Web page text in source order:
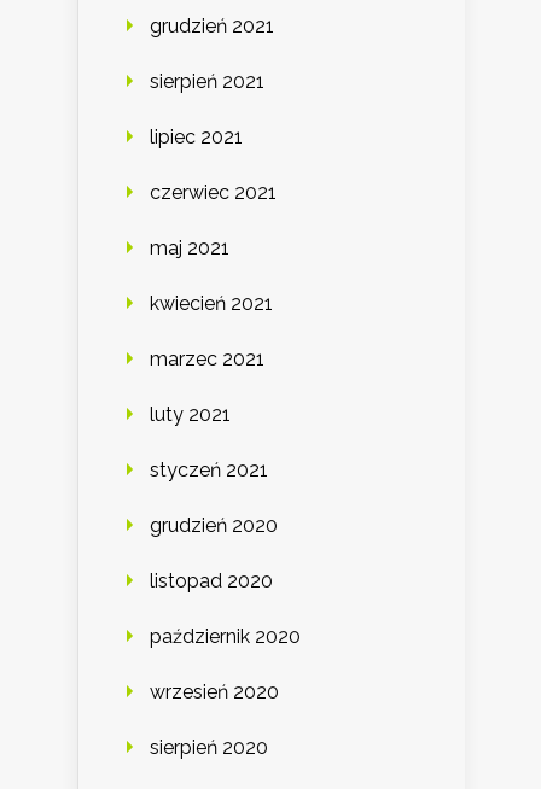
grudzień 2021
sierpień 2021
lipiec 2021
czerwiec 2021
maj 2021
kwiecień 2021
marzec 2021
luty 2021
styczeń 2021
grudzień 2020
listopad 2020
październik 2020
wrzesień 2020
sierpień 2020